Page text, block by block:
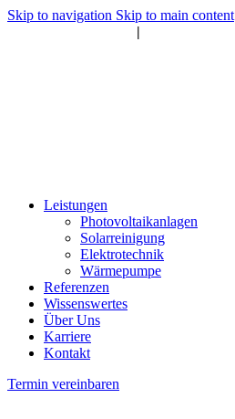
Skip to navigation Skip to main content
|
Leistungen
Photovoltaikanlagen
Solarreinigung
Elektrotechnik
Wärmepumpe
Referenzen
Wissenswertes
Über Uns
Karriere
Kontakt
Termin vereinbaren